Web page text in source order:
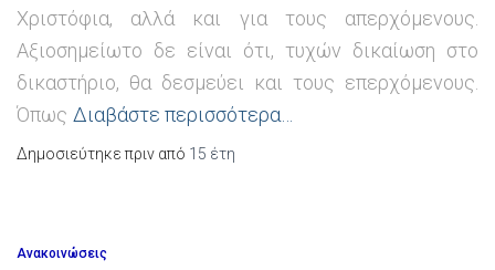
Χριστόφια, αλλά και για τους απερχόμενους.
Αξιοσημείωτο δε είναι ότι, τυχών δικαίωση στο
δικαστήριο, θα δεσμεύει και τους επερχόμενους.
Όπως Διαβάστε περισσότερα…
Δημοσιεύτηκε πριν από 15 έτη
Ανακοινώσεις